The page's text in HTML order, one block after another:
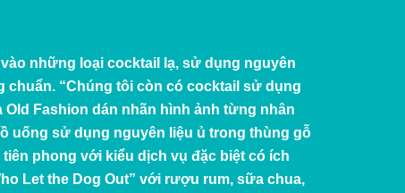
những loại cocktail lạ, sử dụng nguyên
chuẩn. “Chúng tôi còn có cocktail sử dụng
Fashion dán nhãn hình ảnh từng nhân
uống sử dụng nguyên liệu ủ trong thùng gỗ
phong với kiểu dịch vụ đặc biệt có ích
Let the Dog Out” với rượu rum, sữa chua,